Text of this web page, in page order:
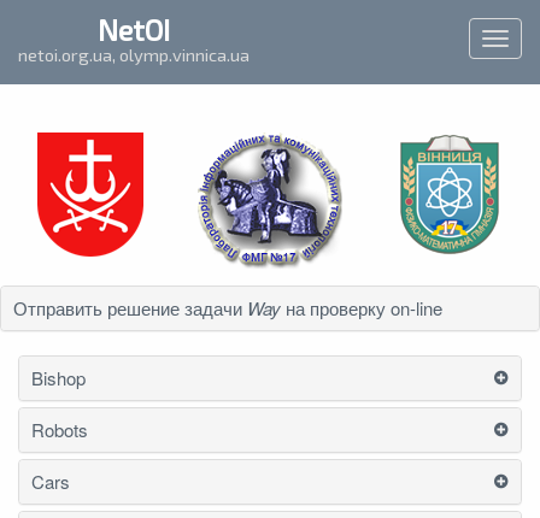
NetOI
netoi.org.ua, olymp.vinnica.ua
Отправить решение задачи Way на проверку on-line
Bishop
Robots
Cars